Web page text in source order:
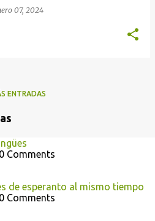
07, 2024
ENTRADAS
Comments
de esperanto al mismo tiempo
Comments